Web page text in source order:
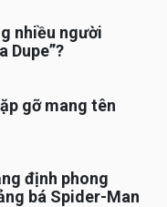
nhiều người
Dupe”?
gỡ mang tên
định phong
bá Spider-Man